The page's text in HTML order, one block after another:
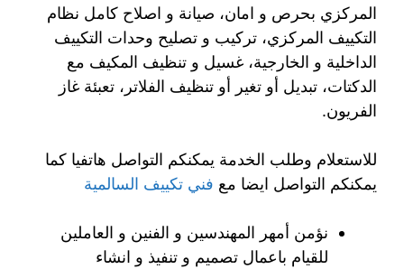
المركزي بحرص و امان، صيانة و اصلاح كامل نظام
التكييف المركزي، تركيب و تصليح وحدات التكييف
الداخلية و الخارجية، غسيل و تنظيف المكيف مع
الدكتات، تبديل أو تغير أو تنظيف الفلاتر، تعبئة غاز
الفريون.
للاستعلام وطلب الخدمة يمكنكم التواصل هاتفيا كما
يمكنكم التواصل ايضا مع فني تكييف السالمية
نؤمن أمهر المهندسين و الفنين و العاملين
للقيام باعمال تصميم و تنفيذ و انشاء